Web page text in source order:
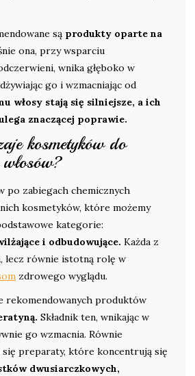
są produkty oparte na
ona, przy wsparciu
wnika głęboko w
go i wzmacniając od
włosy stają się silniejsze, a ich
znaczącej poprawie.
kosmetyków do
po zabiegach chemicznych
kosmetyków, które możemy
kategorie:
i odbudowujące. Każda z
lecz równie istotną rolę w
zdrowego wyglądu.
rekomendowanych produktów
Składnik ten, wnikając w
go wzmacnia. Równie
się preparaty, które koncentrują się
dwusiarczkowych,